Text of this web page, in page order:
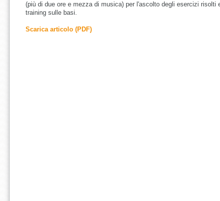
(più di due ore e mezza di musica) per l'ascolto degli esercizi risolti
training sulle basi.
Scarica articolo (PDF)